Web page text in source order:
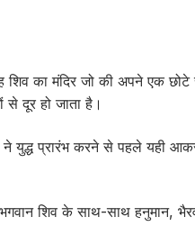
शिव का मंदिर जो की अपने एक
से दूर हो जाता है।
ने युद्ध प्रारंभ करने से पहले यही
शिव के साथ-साथ हनुमान, भैरव